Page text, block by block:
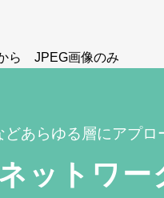
ら JPEG画像のみ
あらゆる層にアプロ
ットワー